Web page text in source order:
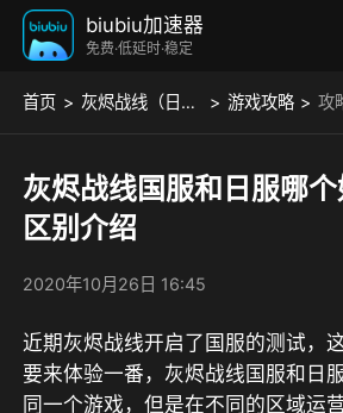
biubiu加速器
免费·低延时·稳定
首页 灰烬战线（日服） 游戏攻略 攻
灰烬战线国服和日服哪
区别介绍
2020年10月26日 16:45
近期灰烬战线开启了国服的测试，
要来体验一番，灰烬战线国服和日
同一个游戏，但是在不同的区域运